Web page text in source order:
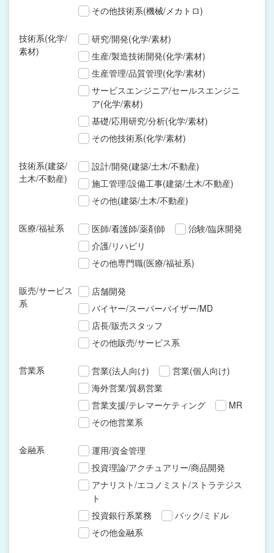
その他技術系(機械/メカトロ)
技術系(化学/
素材)
研究/開発(化学/素材)
生産/製造技術開発(化学/素材)
生産管理/品質管理(化学/素材)
サービスエンジニア/セールスエンジニ
ア(化学/素材)
基礎/応用研究/分析(化学/素材)
その他技術系(化学/素材)
技術系(建築/
土木/不動産)
設計/開発(建築/土木/不動産)
施工管理/設備工事(建築/土木/不動産)
その他(建築/土木/不動産)
医療/福祉系 医師/看護師/薬剤師
治験/臨床開発
介護/リハビリ
その他専門職(医療/福祉系)
販売/サービス
系
店舗開発
バイヤー/スーパーバイザー/MD
店長/販売スタッフ
その他販売/サービス系
営業系 営業(法人向け)
営業(個人向け)
海外営業/貿易営業
営業支援/テレマーケティング
MR
その他営業系
金融系
運用/資金管理
投資理論/アクチュアリー/商品開発
アナリスト/エコノミスト/ストラテジス
ト
投資銀行系業務
バック/ミドル
その他金融系